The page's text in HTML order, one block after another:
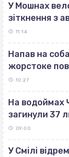
У Мошнах
зіткнення з
11:14
Напав на
жорстоке
10:27
На водоймах
загинули 37
09:00
У Смілі